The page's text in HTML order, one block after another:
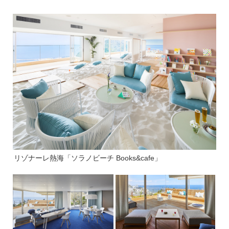
リゾナーレ熱海「ソラノビーチ Books&cafe」